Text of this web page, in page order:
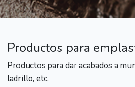
Productos para
Productos para dar acabados a
ladrillo, etc.